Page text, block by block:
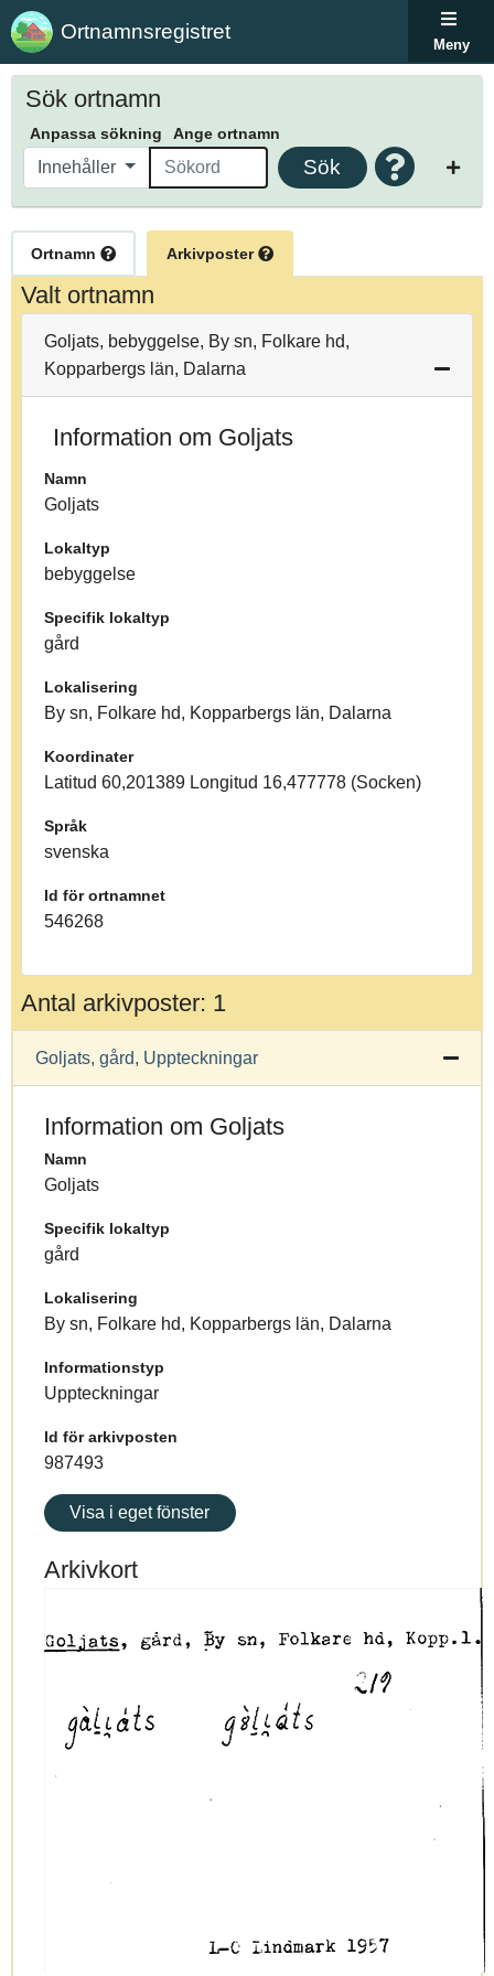
Ortnamnsregistret
Meny
Sök ortnamn
Anpassa sökning Ange ortnamn
Innehåller Sök
Ortnamn Arkivposter
Valt ortnamn
Goljats, bebyggelse, By sn, Folkare hd,
Kopparbergs län, Dalarna
Information om Goljats
Namn
Goljats
Lokaltyp
bebyggelse
Specifik lokaltyp
gård
Lokalisering
By sn, Folkare hd, Kopparbergs län, Dalarna
Koordinater
Latitud 60,201389 Longitud 16,477778 (Socken)
Språk
svenska
Id för ortnamnet
546268
Antal arkivposter: 1
Goljats, gård, Uppteckningar
Information om Goljats
Namn
Goljats
Specifik lokaltyp
gård
Lokalisering
By sn, Folkare hd, Kopparbergs län, Dalarna
Informationstyp
Uppteckningar
Id för arkivposten
987493
Visa i eget fönster
Arkivkort